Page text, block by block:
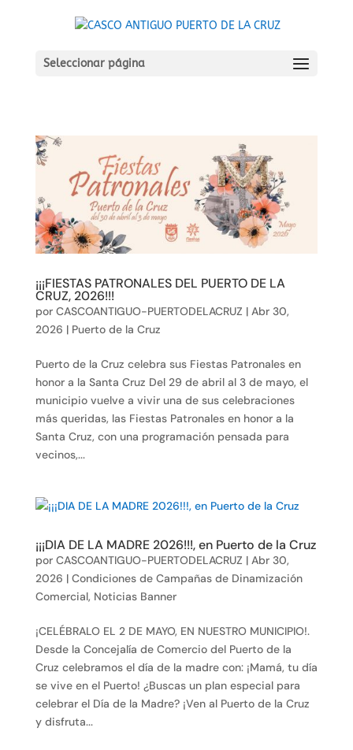
Seleccionar página
¡¡¡FIESTAS PATRONALES DEL PUERTO DE LA
CRUZ, 2026!!!
por CASCOANTIGUO-PUERTODELACRUZ | Abr 30,
2026 | Puerto de la Cruz
Puerto de la Cruz celebra sus Fiestas Patronales en
honor a la Santa Cruz Del 29 de abril al 3 de mayo, el
municipio vuelve a vivir una de sus celebraciones
más queridas, las Fiestas Patronales en honor a la
Santa Cruz, con una programación pensada para
vecinos,...
¡¡¡DIA DE LA MADRE 2026!!!, en Puerto de la Cruz
por CASCOANTIGUO-PUERTODELACRUZ | Abr 30,
2026 | Condiciones de Campañas de Dinamización
Comercial, Noticias Banner
¡CELÉBRALO EL 2 DE MAYO, EN NUESTRO MUNICIPIO!.
Desde la Concejalía de Comercio del Puerto de la
Cruz celebramos el día de la madre con: ¡Mamá, tu día
se vive en el Puerto! ¿Buscas un plan especial para
celebrar el Día de la Madre? ¡Ven al Puerto de la Cruz
y disfruta...